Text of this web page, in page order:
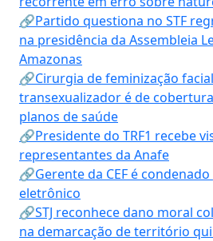
🔗Partido questiona no STF
na presidência da Assembleia
Amazonas
🔗Cirurgia de feminização
transexualizador é de
planos de saúde
🔗Presidente do TRF1 recebe
representantes da Anafe
🔗Gerente da CEF é
eletrônico
🔗STJ reconhece dano moral
na demarcação de território